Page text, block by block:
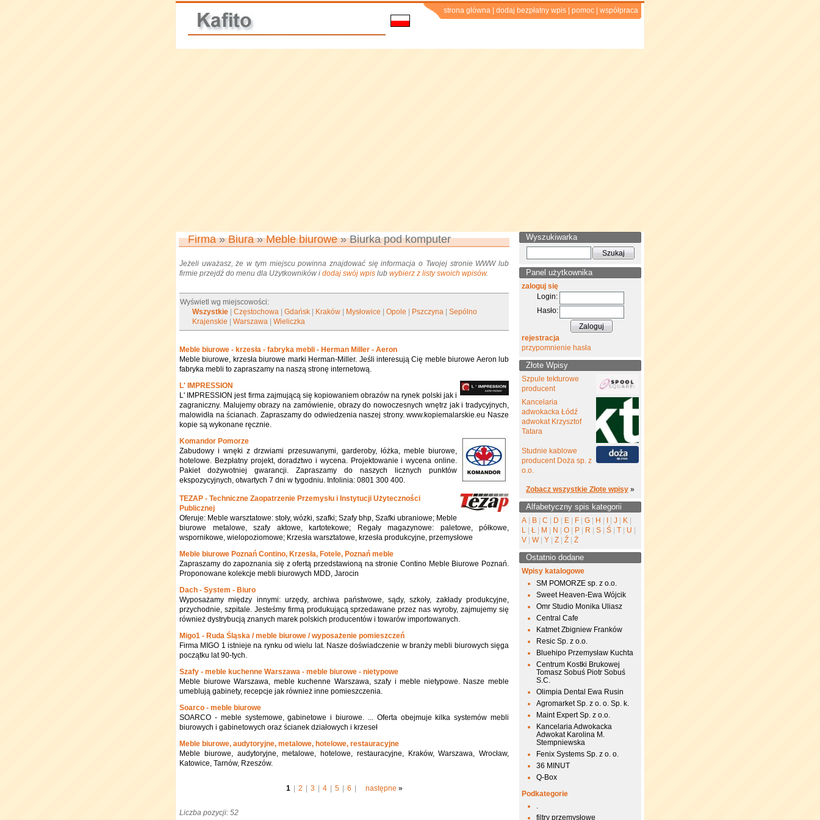
strona główna dodaj bezpłatny wpis pomoc współpraca
Firma»Biura»Meble biurowe» Biurka pod komputer
Jeżeli uważasz, że w tym miejscu powinna znajdować się informacja o Twojej stronie WWW lub
firmie przejdź do menu dla Użytkowników i dodaj swój wpis lub wybierz z listy swoich wpisów.
Wyświetl wg miejscowości:
Wszystkie |Częstochowa |Gdańsk Kraków Mysłowice |Opole Pszczyna |Sepólno
Krajenskie |Warszawa |Wieliczka
Meble biurowe - krzesła - fabryka mebli - Herman Miller - Aeron
Meble biurowe, krzesła biurowe marki Herman-Miller. Jeśli interesują Cię meble biurowe Aeron lub
fabryka mebli to zapraszamy na naszą stronę internetową.
L' IMPRESSION
L' IMPRESSION jest firma zajmującą się kopiowaniem obrazów na rynek polski jak i
zagraniczny. Malujemy obrazy na zamówienie, obrazy do nowoczesnych wnętrz jak i tradycyjnych,
malowidła na ścianach. Zapraszamy do odwiedzenia naszej strony. www.kopiemalarskie.eu Nasze
kopie są wykonane ręcznie.
Komandor Pomorze
Zabudowy i wnęki z drzwiami przesuwanymi, garderoby, łóżka, meble biurowe,
hotelowe. Bezpłatny projekt, doradztwo i wycena. Projektowanie i wycena online.
Pakiet dożywotniej gwarancji. Zapraszamy do naszych licznych punktów
ekspozycyjnych, otwartych 7 dni w tygodniu. Infolinia: 0801 300 400.
TEZAP - Techniczne Zaopatrzenie Przemysłu i Instytucji Użyteczności
Publicznej
Oferuje: Meble warsztatowe: stoły, wózki, szafki; Szafy bhp, Szafki ubraniowe; Meble
biurowe metalowe, szafy aktowe, kartotekowe; Regały magazynowe: paletowe, półkowe,
wspornikowe, wielopoziomowe; Krzesła warsztatowe, krzesła produkcyjne, przemysłowe
Meble biurowe Poznań Contino, Krzesła, Fotele, Poznań meble
Zapraszamy do zapoznania się z ofertą przedstawioną na stronie Contino Meble Biurowe Poznań.
Proponowane kolekcje mebli biurowych MDD, Jarocin
Dach - System - Biuro
Wyposażamy między innymi: urzędy, archiwa państwowe, sądy, szkoły, zakłady produkcyjne,
przychodnie, szpitale. Jesteśmy firmą produkującą sprzedawane przez nas wyroby, zajmujemy się
również dystrybucją znanych marek polskich producentów i towarów importowanych.
Migo1 - Ruda Śląska / meble biurowe / wyposażenie pomieszczeń
Firma MIGO 1 istnieje na rynku od wielu lat. Nasze doświadczenie w branży mebli biurowych sięga
początku lat 90-tych.
Szafy - meble kuchenne Warszawa - meble biurowe - nietypowe
Meble biurowe Warszawa, meble kuchenne Warszawa, szafy i meble nietypowe. Nasze meble
umeblują gabinety, recepcje jak również inne pomieszczenia.
Soarco - meble biurowe
SOARCO - meble systemowe, gabinetowe i biurowe. ... Oferta obejmuje kilka systemów mebli
biurowych i gabinetowych oraz ścianek działowych i krzeseł
Meble biurowe, audytoryjne, metalowe, hotelowe, restauracyjne
Meble biurowe, audytoryjne, metalowe, hotelowe, restauracyjne, Kraków, Warszawa, Wrocław,
Katowice, Tarnów, Rzeszów.
1 2 3 4 5 6 następne »
Liczba pozycji: 52
Wyszukiwarka
Panel użytkownika
zaloguj się
Login:
Hasło:
rejestracja
przypomnienie hasła
Złote Wpisy
Szpule tekturowe
producent
Kancelaria
adwokacka Łódź
adwokat Krzysztof
Tatara
Studnie kablowe
producent Doża sp. z
o.o.
Zobacz wszystkie Złote wpisy »
Alfabetyczny spis kategorii
A B C D E F G H J K
L
Ł M N O P R S Ś T U
V
W Y Z Ź Ż
Ostatnio dodane
Wpisy katalogowe
SM POMORZE sp. z o.o.
Sweet Heaven-Ewa Wójcik
Omr Studio Monika Uliasz
Central Cafe
Katmet Zbigniew Franków
Resic Sp. z o.o.
Bluehipo Przemysław Kuchta
Centrum Kostki Brukowej
Tomasz Sobuś Piotr Sobuś
S.C.
Olimpia Dental Ewa Rusin
Agromarket Sp. z o. o. Sp. k.
Maint Expert Sp. z o.o.
Kancelaria Adwokacka
Adwokat Karolina M.
Stempniewska
Fenix Systems Sp. z o. o.
36 MINUT
Q-Box
Podkategorie
.
filtry przemysłowe